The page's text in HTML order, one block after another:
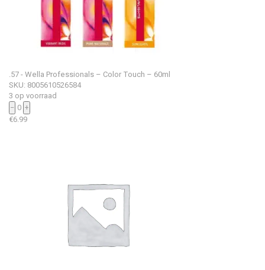
.57 - Wella Professionals – Color Touch – 60ml
SKU: 8005610526584
3 op voorraad
− 0 +
€6.99